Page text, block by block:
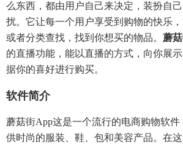
么东西，都由用户自己来决定，装扮自
扰。它让每一个用户享受到购物的快乐，
或者分类查找，找到你想买的物品。 蘑
的直播功能，能以直播的方式，向你展
据你的喜好进行购买。
软件简介
蘑菇街app这是一个流行的电商购物软件
供时尚的服装、鞋、包和美容产品。在